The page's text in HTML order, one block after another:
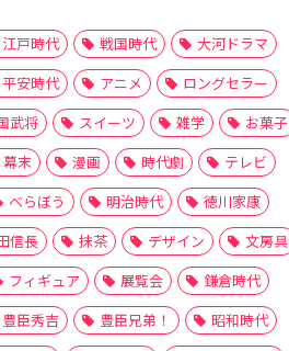
江戸時代 戦国時代
大河ドラマ
平安時代
アニメ
ロングセラー
武将
スイーツ 雑学
お菓子
幕末
漫画 時代劇
テレビ
べらぼう
明治時代
徳川家康
信長
抹茶 デザイン
文房具
フィギュア
展覧会
鎌倉時代
豊臣秀吉
豊臣兄弟！
昭和時代